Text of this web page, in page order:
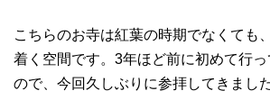
こちらのお寺は紅葉の時期でなくても
着く空間です。3年ほど前に初めて行
ので、今回久しぶりに参拝してきました